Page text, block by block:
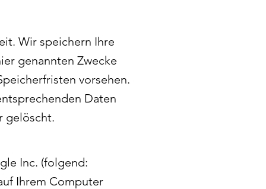
Wir speichern Ihre
genannten Zwecke
vorsehen.
Daten
gelöscht.
Inc. (folgend:
Ihrem Computer